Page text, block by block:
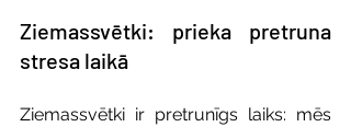
Ziemassvētki: prieka pretruna
stresa laikā
Ziemassvētki ir pretrunīgs laiks: mēs